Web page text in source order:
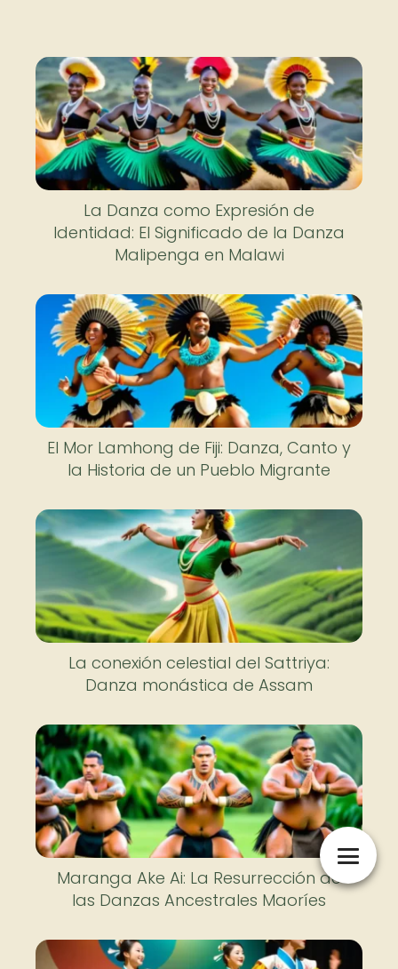
La Danza como Expresión de
Identidad: El Significado de la Danza
Malipenga en Malawi
El Mor Lamhong de Fiji: Danza, Canto y
la Historia de un Pueblo Migrante
La conexión celestial del Sattriya:
Danza monástica de Assam
Maranga Ake Ai: La Resurrección de
las Danzas Ancestrales Maoríes